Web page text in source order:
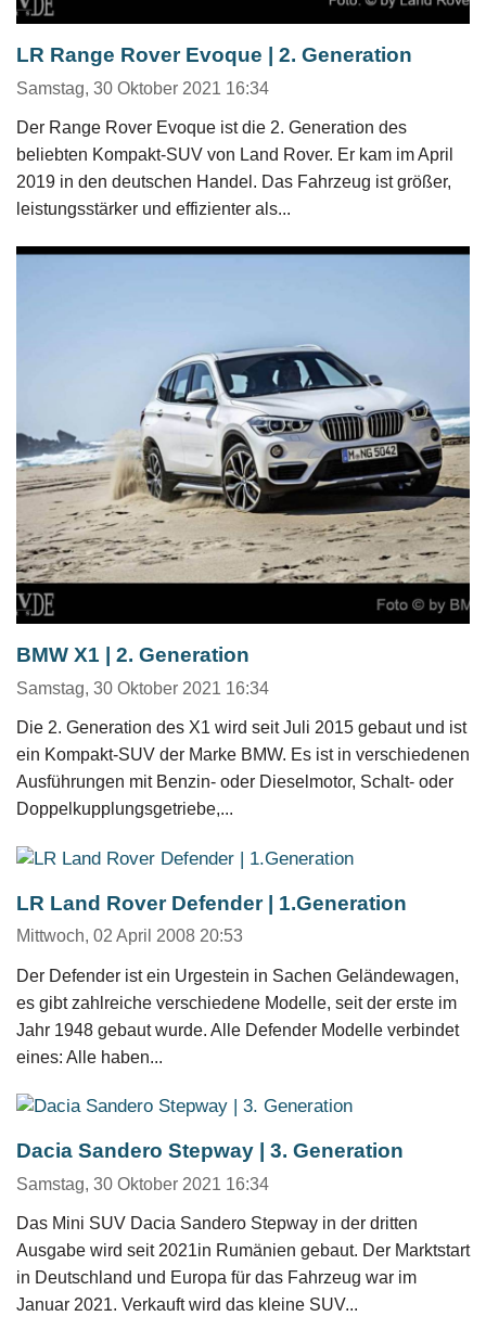
LR Range Rover Evoque | 2. Generation
Samstag, 30 Oktober 2021 16:34
Der Range Rover Evoque ist die 2. Generation des
beliebten Kompakt-SUV von Land Rover. Er kam im April
2019 in den deutschen Handel. Das Fahrzeug ist größer,
leistungsstärker und effizienter als...
BMW X1 | 2. Generation
Samstag, 30 Oktober 2021 16:34
Die 2. Generation des X1 wird seit Juli 2015 gebaut und ist
ein Kompakt-SUV der Marke BMW. Es ist in verschiedenen
Ausführungen mit Benzin- oder Dieselmotor, Schalt- oder
Doppelkupplungsgetriebe,...
LR Land Rover Defender | 1.Generation
Mittwoch, 02 April 2008 20:53
Der Defender ist ein Urgestein in Sachen Geländewagen,
es gibt zahlreiche verschiedene Modelle, seit der erste im
Jahr 1948 gebaut wurde. Alle Defender Modelle verbindet
eines: Alle haben...
Dacia Sandero Stepway | 3. Generation
Samstag, 30 Oktober 2021 16:34
Das Mini SUV Dacia Sandero Stepway in der dritten
Ausgabe wird seit 2021in Rumänien gebaut. Der Marktstart
in Deutschland und Europa für das Fahrzeug war im
Januar 2021. Verkauft wird das kleine SUV...